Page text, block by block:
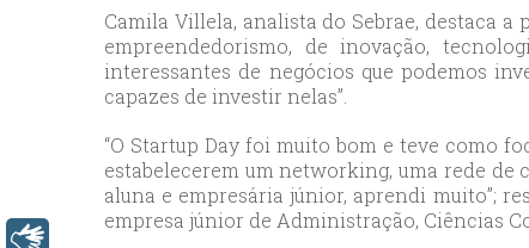
Camila Villela, analista do Sebrae, destaca
empreendedorismo, de inovação,
interessantes de negócios que podemos
capazes de investir nelas”.
“O Startup Day foi muito bom e teve como
estabelecerem um networking, uma rede de
aluna e empresária júnior, aprendi muito”;
empresa júnior de Administração, Ciências